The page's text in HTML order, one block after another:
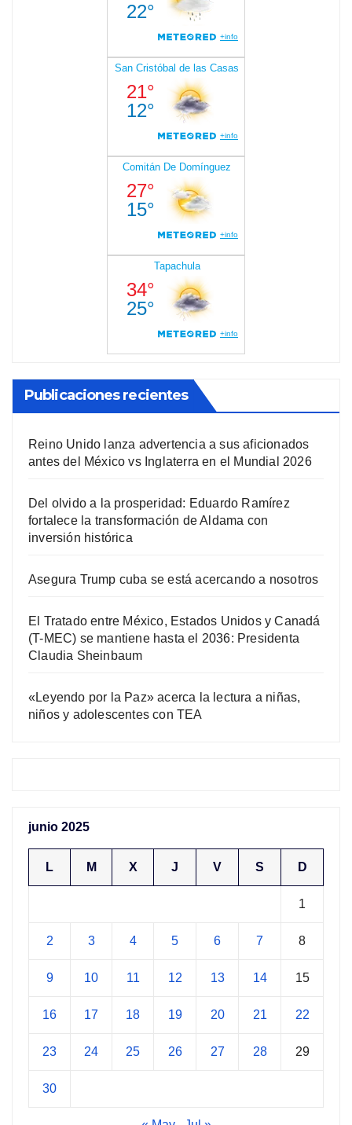
Publicaciones recientes
Reino Unido lanza advertencia a sus aficionados
antes del México vs Inglaterra en el Mundial 2026
Del olvido a la prosperidad: Eduardo Ramírez
fortalece la transformación de Aldama con
inversión histórica
Asegura Trump cuba se está acercando a nosotros
El Tratado entre México, Estados Unidos y Canadá
(T-MEC) se mantiene hasta el 2036: Presidenta
Claudia Sheinbaum
«Leyendo por la Paz» acerca la lectura a niñas,
niños y adolescentes con TEA
junio 2025
L M X J V S D
1
2 3 4 5 6 7 8
9 10 11 12 13 14 15
16 17 18 19 20 21 22
23 24 25 26 27 28 29
30